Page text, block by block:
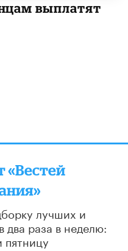
выплатят
«Вестей
лучших и
два раза в неделю:
пятницу